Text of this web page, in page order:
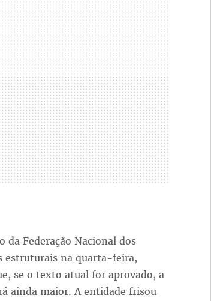
Federação Nacional dos
estruturais na quarta-feira,
se o texto atual for aprovado, a
ainda maior. A entidade frisou